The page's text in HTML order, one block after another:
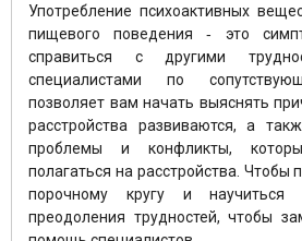
Употребление психоактивных
пищевого поведения ‑ это
справиться с другими
специалистами по
позволяет вам начать выяснять
расстройства развиваются, а
проблемы и конфликты,
полагаться на расстройства. Чтобы
порочному кругу и научиться
преодоления трудностей, чтобы